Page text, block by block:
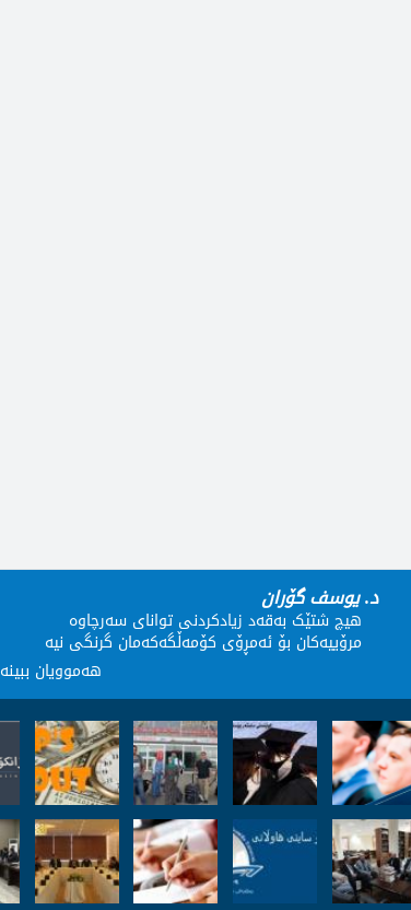
د. یوسف گۆران
هیچ شتێک بەقەد زیادکردنى تواناى سەرچاوە
مرۆییەکان بۆ ئەمڕۆى کۆمەڵگەکەمان گرنگى نیە
هەموویان ببینە